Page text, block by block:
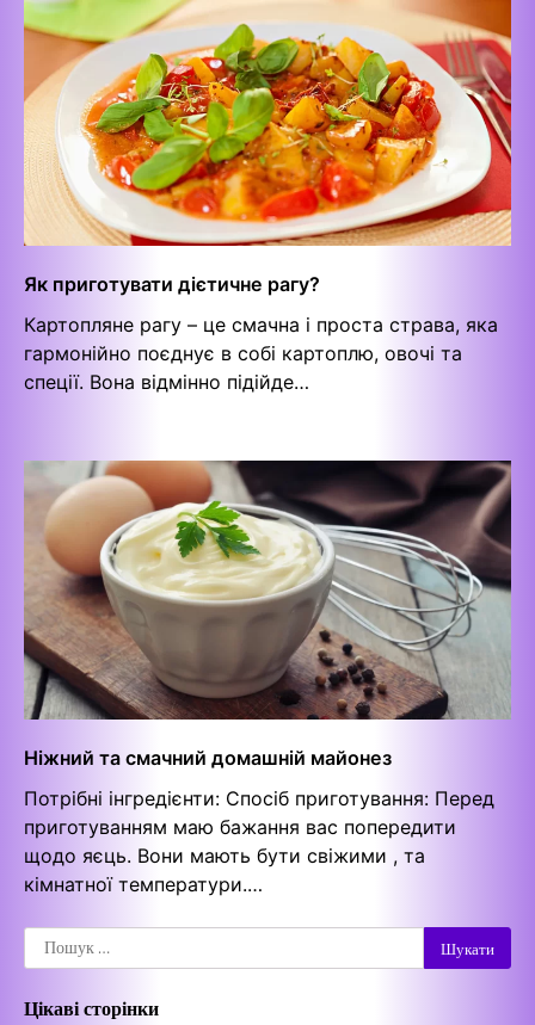
Як приготувати дієтичне рагу?
Картопляне рагу – це смачна і проста страва, яка
гармонійно поєднує в собі картоплю, овочі та
спеції. Вона відмінно підійде…
Ніжний та смачний домашній майонез
Потрібні інгредієнти: Спосіб приготування: Перед
приготуванням маю бажання вас попередити
щодо яєць. Вони мають бути свіжими , та
кімнатної температури.…
Пошук:
Цікаві сторінки